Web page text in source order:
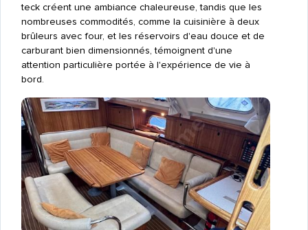
teck créent une ambiance chaleureuse, tandis que les
nombreuses commodités, comme la cuisinière à deux
brûleurs avec four, et les réservoirs d'eau douce et de
carburant bien dimensionnés, témoignent d'une
attention particulière portée à l'expérience de vie à
bord.